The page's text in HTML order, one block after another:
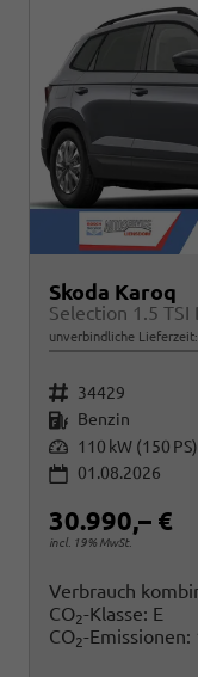
Skoda Karoq
unverbindliche Lieferzeit:
Fahrzeugnr. 34429
Kraftstoff Benzin
Leistung 110 kW (150 PS)
01.08.2026
30.990,– €
incl. 19% MwSt.
Verbrauch
CO2-Klasse: E
CO2-Emissionen: